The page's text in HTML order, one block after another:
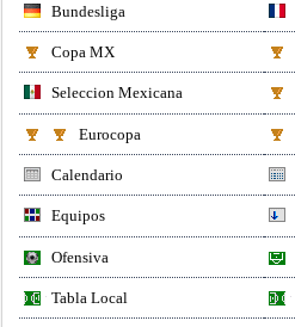
Bundesliga
Copa MX
Seleccion Mexicana
Eurocopa
Calendario
Equipos
Ofensiva
Tabla Local